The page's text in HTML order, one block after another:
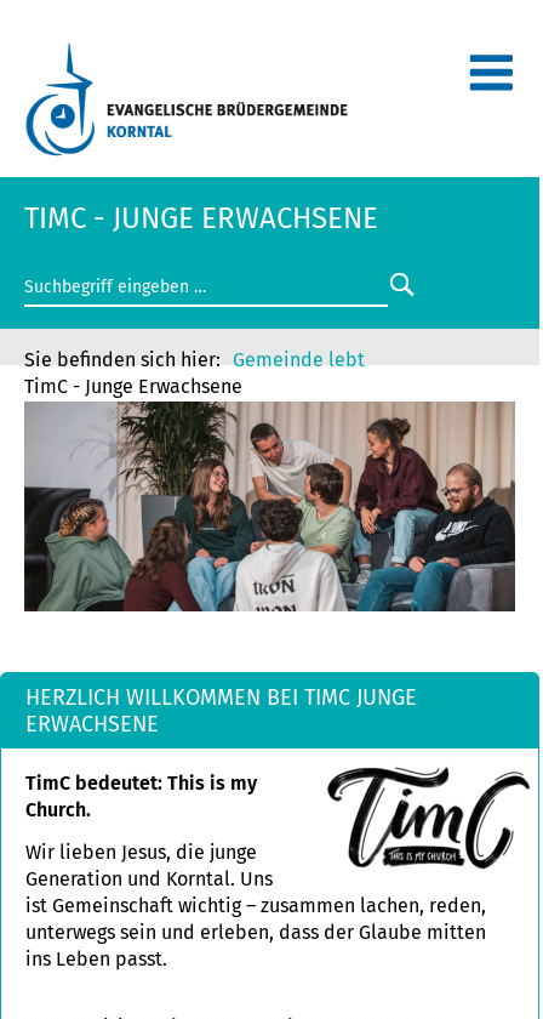
TIMC - JUNGE ERWACHSENE
Gemeinde lebt
TimC - Junge Erwachsene
HERZLICH WILLKOMMEN BEI TIMC JUNGE
ERWACHSENE
TimC bedeutet: This is my
Church.
Wir lieben Jesus, die junge
Generation und Korntal. Uns
ist Gemeinschaft wichtig – zusammen lachen, reden,
unterwegs sein und erleben, dass der Glaube mitten
ins Leben passt.